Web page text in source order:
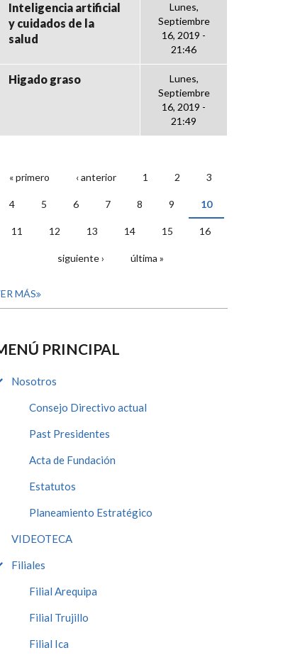
Inteligencia artificial
y cuidados de la
salud
Lunes,
Septiembre
16, 2019 -
21:46
Higado graso
Lunes,
Septiembre
16, 2019 -
21:49
PÁGINAS
« primero ‹ anterior 1 2 3
4 5 6 7 8 9 10
11 12 13 14 15 16
siguiente › última »
MÁS
PRINCIPAL
Nosotros
Consejo Directivo actual
Past Presidentes
Acta de Fundación
Estatutos
Planeamiento Estratégico
VIDEOTECA
Filiales
Filial Arequipa
Filial Trujillo
Filial Ica